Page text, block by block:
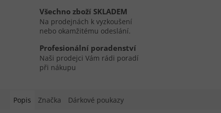
Všechno zboží SKLADEM
Na prodejnách k vyzkoušení
nebo okamžitému odeslání.
Profesionální poradenství
Naši prodejci Vám rádi poradí
při nákupu
Popis Značka Dárkové poukazy